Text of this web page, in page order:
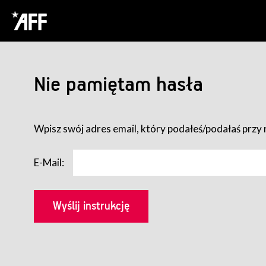
Nie pamiętam hasła
Wpisz swój adres email, który podałeś/podałaś
E-Mail: